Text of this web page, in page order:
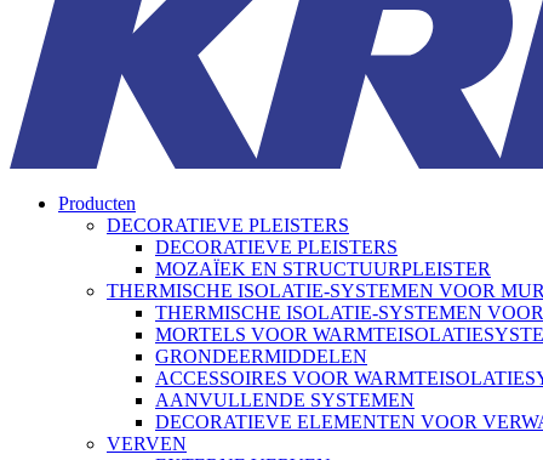
Producten
DECORATIEVE PLEISTERS
DECORATIEVE PLEISTERS
MOZAÏEK EN STRUCTUURPLEISTER
THERMISCHE ISOLATIE-SYSTEMEN VOOR
THERMISCHE ISOLATIE-SYSTEMEN
MORTELS VOOR
GRONDEERMIDDELEN
ACCESSOIRES VOOR
AANVULLENDE SYSTEMEN
DECORATIEVE ELEMENTEN VOOR
VERVEN